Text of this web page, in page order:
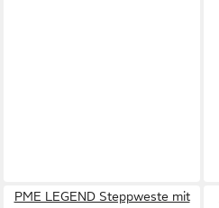
PME LEGEND Steppweste mit